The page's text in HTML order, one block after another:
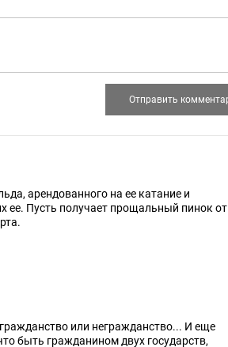
арендованного на ее катание и
ее. Пусть получает прощальный пинок от
быть гражданином двух государств,